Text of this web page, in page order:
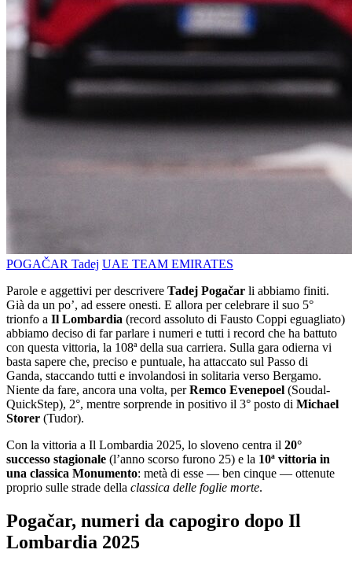
POGAČAR Tadej UAE TEAM EMIRATES
Parole e aggettivi per descrivere Tadej Pogačar li abbiamo finiti.
Già da un po’, ad essere onesti. E allora per celebrare il suo 5°
trionfo a Il Lombardia (record assoluto di Fausto Coppi eguagliato)
abbiamo deciso di far parlare i numeri e tutti i record che ha battuto
con questa vittoria, la 108ª della sua carriera. Sulla gara odierna vi
basta sapere che, preciso e puntuale, ha attaccato sul Passo di
Ganda, staccando tutti e involandosi in solitaria verso Bergamo.
Niente da fare, ancora una volta, perRemco Evenepoel (Soudal-
QuickStep), 2°, mentre sorprende in positivo il 3° posto di Michael
Storer (Tudor).
Con la vittoria a Il Lombardia 2025, lo sloveno centra il 20°
successo stagionale (l’anno scorso furono 25) e la 10ª vittoria in
una classica Monumento: metà di esse — ben cinque — ottenute
proprio sulle strade della classica delle foglie morte.
Pogačar, numeri da capogiro dopo Il
Lombardia 2025